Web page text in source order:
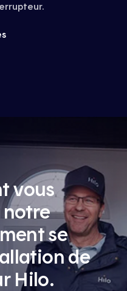
vous
notre
se
de
Hilo.